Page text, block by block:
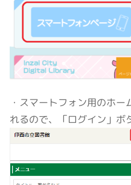
・スマートフォン用のホ
れるので、「ログイン」ボ